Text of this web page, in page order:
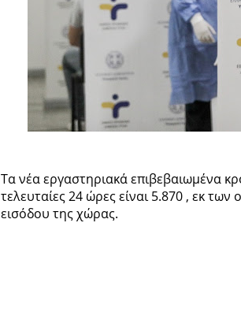
Τα νέα εργαστηριακά επιβεβαιωμένα
τελευταίες 24 ώρες είναι 5.870 , εκ
εισόδου της χώρας.